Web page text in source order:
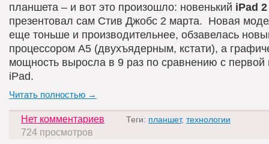
планшета – и вот это произошло: новенький iPad 2
презентовал сам Стив Джобс 2 марта. Новая
еще тоньше и производительнее, обзавелась
процессором А5 (двухъядерным, кстати), а
мощность выросла в 9 раз по сравнению с
iPad.
Читать полностью →
Нет комментариев Теги: планшет, технологии
724 просмотров